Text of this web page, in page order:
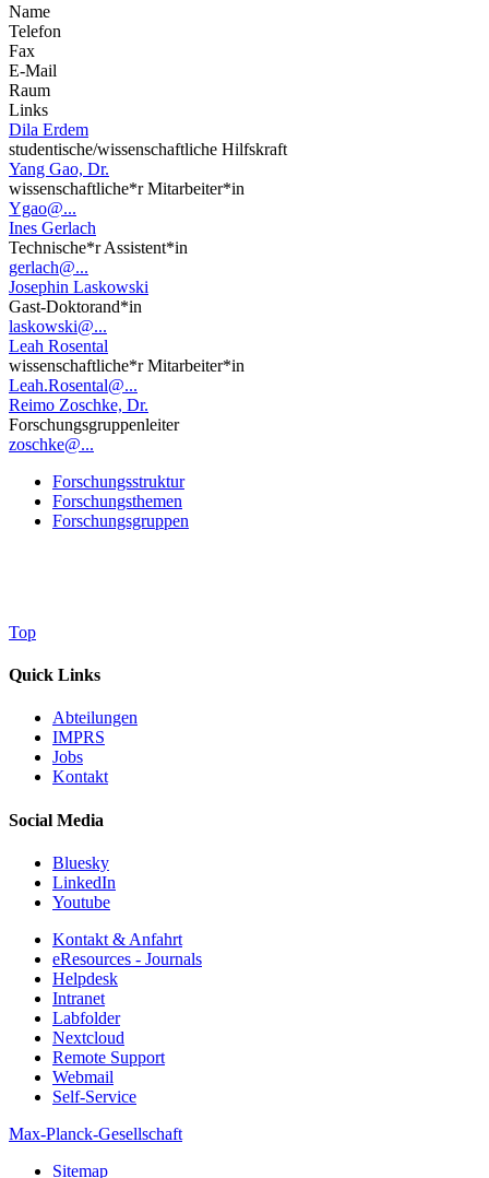
Name
Telefon
Fax
E-Mail
Raum
Links
Dila Erdem
studentische/wissenschaftliche Hilfskraft
Yang Gao, Dr.
wissenschaftliche*r Mitarbeiter*in
Ygao@...
Ines Gerlach
Technische*r Assistent*in
gerlach@...
Josephin Laskowski
Gast-Doktorand*in
laskowski@...
Leah Rosental
wissenschaftliche*r Mitarbeiter*in
Leah.Rosental@...
Reimo Zoschke, Dr.
Forschungsgruppenleiter
zoschke@...
Forschungsstruktur
Forschungsthemen
Forschungsgruppen
Top
Quick Links
Abteilungen
IMPRS
Jobs
Kontakt
Social Media
Bluesky
LinkedIn
Youtube
Kontakt & Anfahrt
eResources - Journals
Helpdesk
Intranet
Labfolder
Nextcloud
Remote Support
Webmail
Self-Service
Max-Planck-Gesellschaft
Sitemap